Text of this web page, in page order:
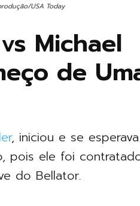
USA Today
Michael
de
, iniciou e se
pois ele foi
do Bellator.